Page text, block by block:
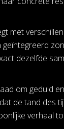
met
dezelfde
om geduld
de tand des
verhaal